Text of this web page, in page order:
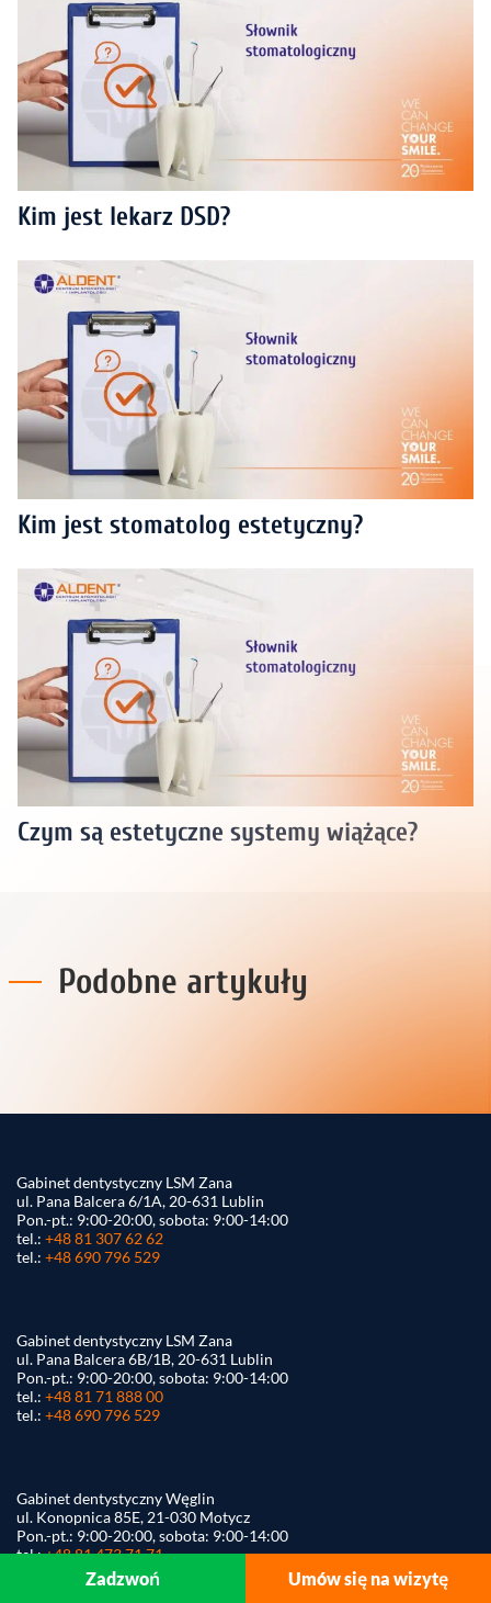
Kim jest lekarz DSD?
Kim jest stomatolog estetyczny?
Czym są estetyczne systemy wiążące?
Podobne artykuły
Zadzwoń Umów się na wizytę
Gabinet dentystyczny LSM Zana
ul. Pana Balcera 6/1A, 20-631 Lublin
Pon.-pt.: 9:00-20:00, sobota: 9:00-14:00
tel.: +48 81 307 62 62
tel.: +48 690 796 529
Gabinet dentystyczny LSM Zana
ul. Pana Balcera 6B/1B, 20-631 Lublin
Pon.-pt.: 9:00-20:00, sobota: 9:00-14:00
tel.: +48 81 71 888 00
tel.: +48 690 796 529
Gabinet dentystyczny Węglin
ul. Konopnica 85E, 21-030 Motycz
Pon.-pt.: 9:00-20:00, sobota: 9:00-14:00
tel.:+48 81 473 71 71
+48 690 796 529